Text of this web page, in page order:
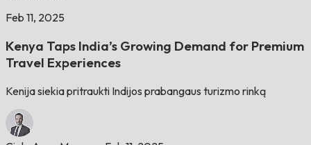
Feb 11, 2025
Kenya Taps India’s Growing Demand for Premium
Travel Experiences
Kenija siekia pritraukti Indijos prabangaus turizmo rinką